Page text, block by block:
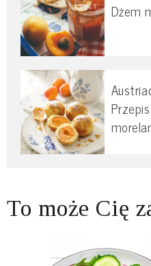
Dżem
To może Cię